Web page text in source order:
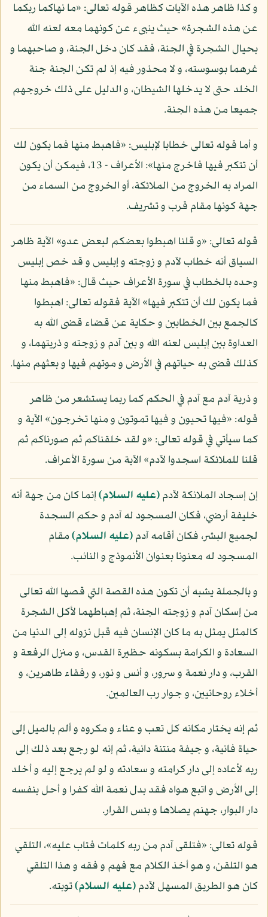
و كذا ظاهر هذه الآيات كظاهر قوله تعالى: «ما نهاكما ربكما
عن هذه الشجرة» حيث ينبىء عن كونهما معه لعنه الله
بحيال الشجرة في الجنة، فقد كان دخل الجنة، و صاحبهما و
غرهما بوسوسته، و لا محذور فيه إذ لم تكن الجنة جنة
الخلد حتى لا يدخلها الشيطان، و الدليل على ذلك خروجهم
جميعا من هذه الجنة.
و أما قوله تعالى خطابا لإبليس: «فاهبط منها فما يكون لك
أن تتكبر فيها فاخرج منها»: الأعراف - 13، فيمكن أن يكون
المراد به الخروج من الملائكة، أو الخروج من السماء من
جهة كونها مقام قرب و تشريف.
قوله تعالى: «و قلنا اهبطوا بعضكم لبعض عدو» الآية ظاهر
السياق أنه خطاب لآدم و زوجته و إبليس و قد خص إبليس
وحده بالخطاب في سورة الأعراف حيث قال: «فاهبط منها
فما يكون لك أن تتكبر فيها» الآية فقوله تعالى: اهبطوا
كالجمع بين الخطابين و حكاية عن قضاء قضى الله به
العداوة بين إبليس لعنه الله و بين آدم و زوجته و ذريتهما، و
كذلك قضى به حياتهم في الأرض و موتهم فيها و بعثهم منها.
و ذرية آدم مع آدم في الحكم كما ربما يستشعر من ظاهر
قوله: «فيها تحيون و فيها تموتون و منها تخرجون» الآية و
كما سيأتي في قوله تعالى: «و لقد خلقناكم ثم صورناكم ثم
قلنا للملائكة اسجدوا لآدم» الآية من سورة الأعراف.
إن إسجاد الملائكة لآدم(عليه السلام)إنما كان من جهة أنه
خليفة أرضي، فكان المسجود له آدم و حكم السجدة
لجميع البشر، فكان أقامه آدم(عليه السلام)مقام
المسجود له معنونا بعنوان الأنموذج و النائب.
و بالجملة يشبه أن تكون هذه القصة التي قصها الله تعالى
من إسكان آدم و زوجته الجنة، ثم إهباطهما لأكل الشجرة
كالمثل يمثل به ما كان الإنسان فيه قبل نزوله إلى الدنيا من
السعادة و الكرامة بسكونه حظيرة القدس، و منزل الرفعة و
القرب، و دار نعمة و سرور، و أنس و نور، و رفقاء طاهرين، و
أخلاء روحانيين، و جوار رب العالمين.
ثم إنه يختار مكانه كل تعب و عناء و مكروه و ألم بالميل إلى
حياة فانية، و جيفة منتنة دانية، ثم إنه لو رجع بعد ذلك إلى
ربه لأعاده إلى دار كرامته و سعادته و لو لم يرجع إليه و أخلد
إلى الأرض و اتبع هواه فقد بدل نعمة الله كفرا و أحل بنفسه
دار البوار، جهنم يصلاها و بئس القرار.
قوله تعالى: «فتلقى آدم من ربه كلمات فتاب عليه»، التلقي
هو التلقن، و هو أخذ الكلام مع فهم و فقه و هذا التلقي
كان هو الطريق المسهل لآدم(عليه السلام)توبته.